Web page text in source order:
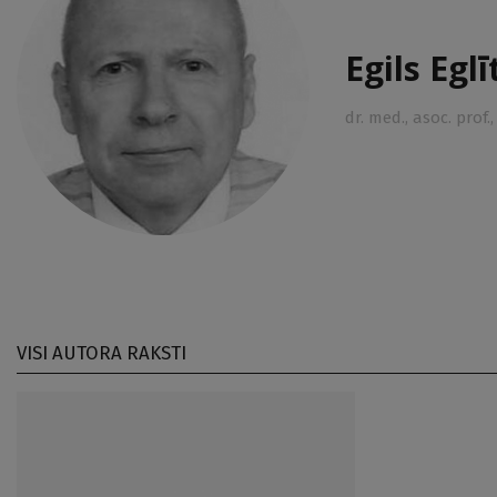
Egils
dr. med., asoc.
VISI AUTORA RAKSTI